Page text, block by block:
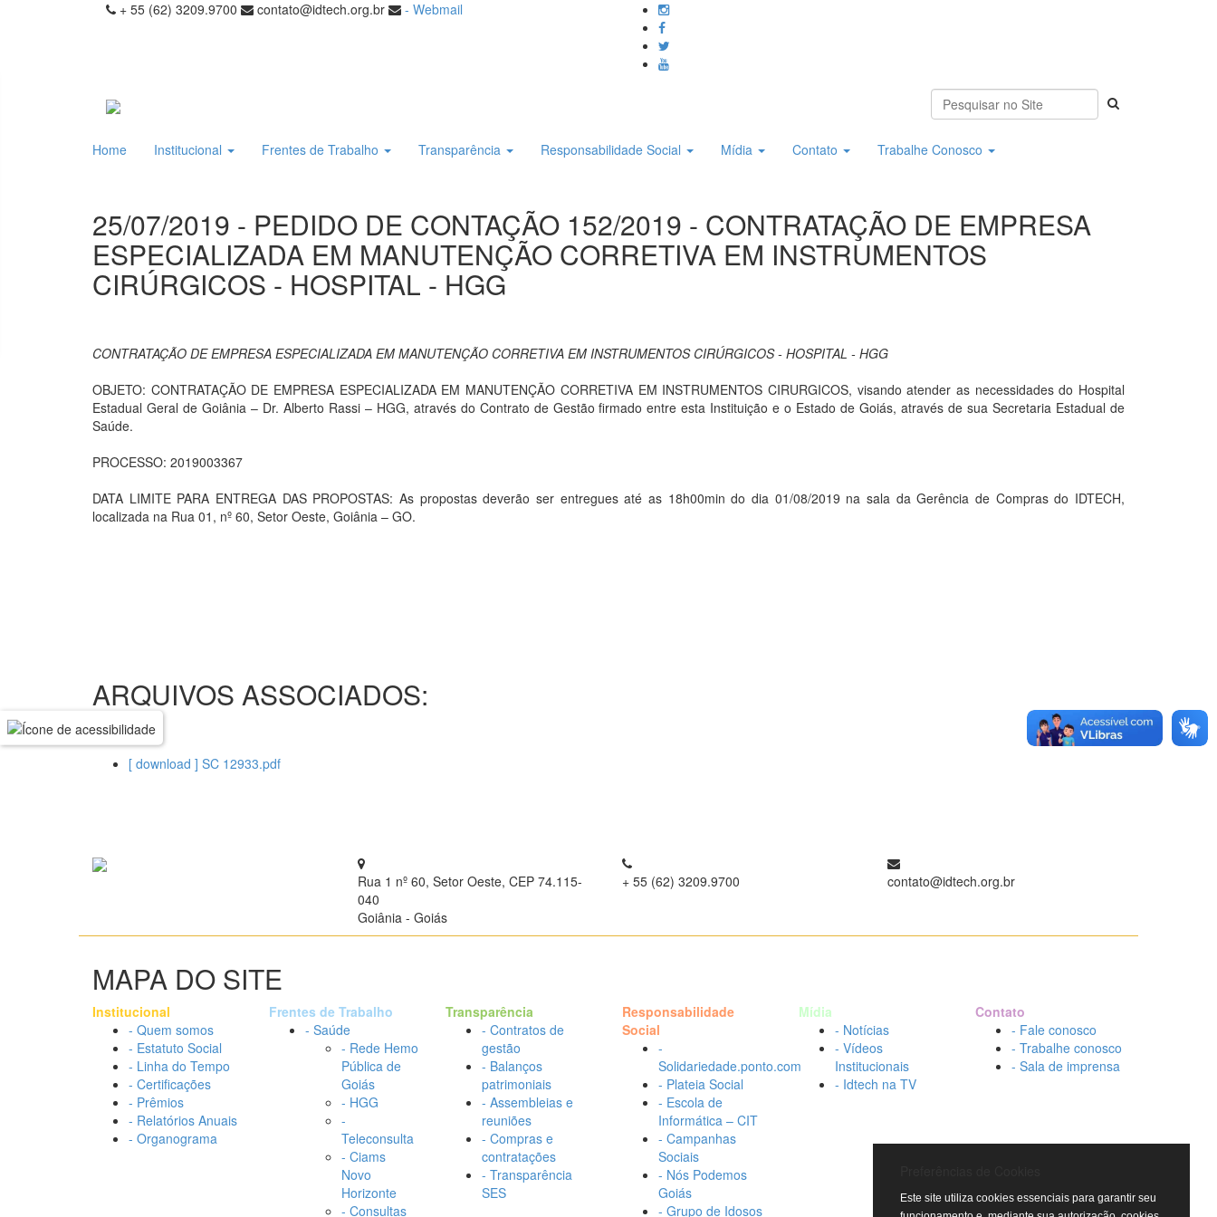
+ 55 (62) 3209.9700 contato@idtech.org.br - Webmail
Home Institucional Frentes de Trabalho Transparência Responsabilidade Social Mídia Contato Trabalhe Conosco
25/07/2019 - PEDIDO DE CONTAÇÃO 152/2019 - CONTRATAÇÃO DE EMPRESA
ESPECIALIZADA EM MANUTENÇÃO CORRETIVA EM INSTRUMENTOS
CIRÚRGICOS - HOSPITAL - HGG
CONTRATAÇÃO DE EMPRESA ESPECIALIZADA EM MANUTENÇÃO CORRETIVA EM INSTRUMENTOS CIRÚRGICOS - HOSPITAL - HGG
OBJETO: CONTRATAÇÃO DE EMPRESA ESPECIALIZADA EM MANUTENÇÃO CORRETIVA EM INSTRUMENTOS CIRURGICOS, visando atender as necessidades do Hospital
Estadual Geral de Goiânia – Dr. Alberto Rassi – HGG, através do Contrato de Gestão firmado entre esta Instituição e o Estado de Goiás, através de sua Secretaria Estadual de
Saúde.
PROCESSO: 2019003367
DATA LIMITE PARA ENTREGA DAS PROPOSTAS: As propostas deverão ser entregues até as 18h00min do dia 01/08/2019 na sala da Gerência de Compras do IDTECH,
localizada na Rua 01, nº 60, Setor Oeste, Goiânia – GO.
ARQUIVOS ASSOCIADOS:
[ download ] SC 12933.pdf
Rua 1 nº 60, Setor Oeste, CEP 74.115-
040
Goiânia - Goiás
+ 55 (62) 3209.9700 contato@idtech.org.br
MAPA DO SITE
Institucional
- Quem somos
- Estatuto Social
- Linha do Tempo
- Certificações
- Prêmios
- Relatórios Anuais
- Organograma
Frentes de Trabalho
- Saúde
- Rede Hemo
Pública de
Goiás
- HGG
-
Teleconsulta
- Ciams
Novo
Horizonte
- Consultas
Transparência
- Contratos de
gestão
- Balanços
patrimoniais
- Assembleias e
reuniões
- Compras e
contratações
- Transparência
SES
Responsabilidade
Social
-
Solidariedade.ponto.com
- Plateia Social
- Escola de
Informática – CIT
- Campanhas
Sociais
- Nós Podemos
Goiás
- Grupo de Idosos
Mídia
- Notícias
- Vídeos
Institucionais
- Idtech na TV
Contato
- Fale conosco
- Trabalhe conosco
- Sala de imprensa
Este site utiliza cookies essenciais para garantir seu